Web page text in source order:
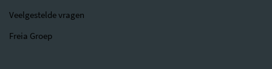
Veelgestelde vragen
Freia Groep